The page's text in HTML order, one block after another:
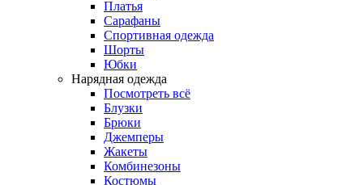
Платья
Сарафаны
Спортивная одежда
Шорты
Юбки
Нарядная одежда
Посмотреть всё
Блузки
Брюки
Джемперы
Жакеты
Комбинезоны
Костюмы